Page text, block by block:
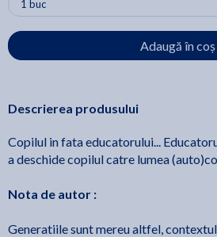
Adaugă în coș
Descrierea produsului
Copilul in fata educatorului...
a deschide copilul catre lumea
Nota de autor :
Generatiile sunt mereu altfel, contextul